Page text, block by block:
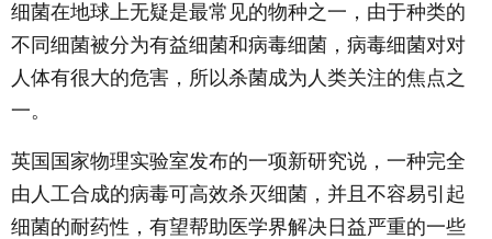
细菌在地球上无疑是最常见的物种之一，由于种类的
不同细菌被分为有益细菌和病毒细菌，病毒细菌对对
人体有很大的危害，所以杀菌成为人类关注的焦点之
一。
英国国家物理实验室发布的一项新研究说，一种完全
由人工合成的病毒可高效杀灭细菌，并且不容易引起
细菌的耐药性，有望帮助医学界解决日益严重的一些